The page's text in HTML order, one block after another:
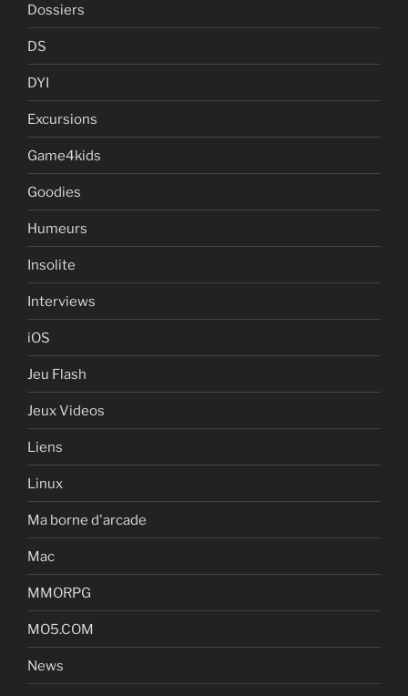
Dossiers
DS
DYI
Excursions
Game4kids
Goodies
Humeurs
Insolite
Interviews
iOS
Jeu Flash
Jeux Videos
Liens
Linux
Ma borne d'arcade
Mac
MMORPG
MO5.COM
News